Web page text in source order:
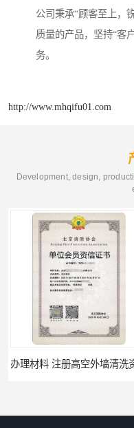
公司秉承“顾客至上，
质量的产品，坚持“客
务。
http://www.mhqifu01.com
Development, design,